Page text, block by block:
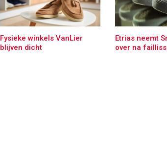
Fysieke winkels VanLier
blijven dicht
Etrias neemt
over na